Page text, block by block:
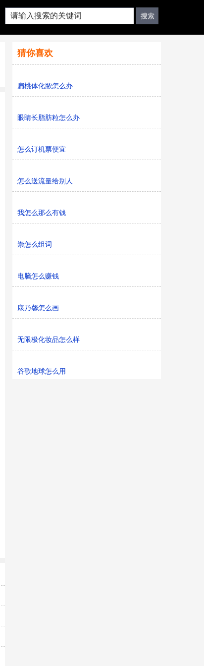
猜你喜欢
扁桃体化脓怎么办
眼睛长脂肪粒怎么办
怎么订机票便宜
怎么送流量给别人
我怎么那么有钱
崇怎么组词
电脑怎么赚钱
康乃馨怎么画
无限极化妆品怎么样
谷歌地球怎么用